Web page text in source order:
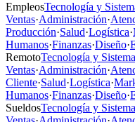
EmpleosTecnología y
Ventas·Administración·
Producción·Salud·Logística·
Humanos·Finanzas·Diseño·
RemotoTecnología y
Ventas·Administración·
Cliente·Salud·Logística·
Humanos·Finanzas·Diseño·
SueldosTecnología y